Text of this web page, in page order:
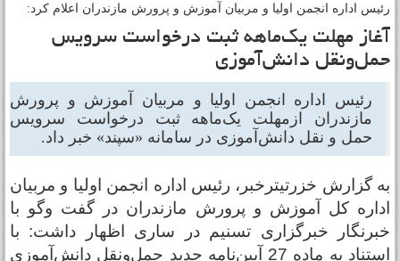
اداره انجمن اولیا و مربیان آموزش و پرورش مازندران اعلام کرد:
مهلت یک‌ماهه ثبت درخواست سرویس
دانش‌آموزی
رئیس اداره انجمن اولیا و مربیان آموزش و پرورش
مازندران ازمهلت یک‌ماهه ثبت درخواست سرویس
حمل‌ و نقل دانش‌آموزی در سامانه «سپند» خبر داد.
گزارش خزرتیترخبر، رئیس اداره انجمن اولیا و مربیان
کل آموزش و پرورش مازندران در گفت وگو با
خبرگزاری تسنیم در ساری اظهار داشت: با
استناد به ماده 27 آیین‌نامه جدید حمل‌ونقل دانش‌آموزی